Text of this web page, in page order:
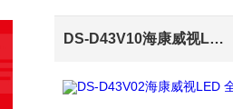
DS-D43V10海康威视LED 全彩显示屏控制器